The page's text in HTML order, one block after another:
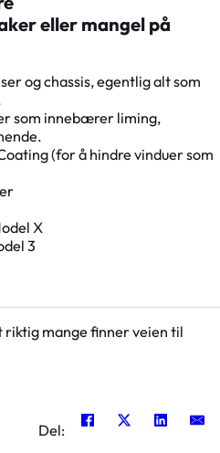
eller mangel på
og chassis, egentlig alt som
som innebærer liming,
(for å hindre vinduer som
X
3
riktig mange finner veien til
Del: